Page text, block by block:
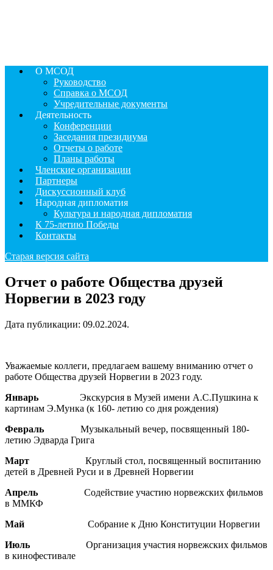
О МСОД
Руководство
Справка о МСОД
Учредительные документы
Деятельность
Конференции
Заседания президиума
Отчеты о работе
Планы работы
Членские организации
Партнеры
Дискуссионный клуб
Народная дипломатия
Культура и народная дипломатия
К 75-летию Победы
Контакты
Старая версия сайта
Отчет о работе Общества друзей
Норвегии в 2023 году
Дата публикации: 09.02.2024.
Уважаемые коллеги, предлагаем вашему вниманию отчет о
работе Общества друзей Норвегии в 2023 году.
Январь Экскурсия в Музей имени А.С.Пушкина к
картинам Э.Мунка (к 160- летию со дня рождения)
Февраль Музыкальный вечер, посвященный 180-
летию Эдварда Грига
Март Круглый стол, посвященный воспитанию
детей в Древней Руси и в Древней Норвегии
Апрель Содействие участию норвежских фильмов
в ММКФ
Май
Собрание к Дню Конституции Норвегии
Июль Организация участия норвежских фильмов
в кинофестивале